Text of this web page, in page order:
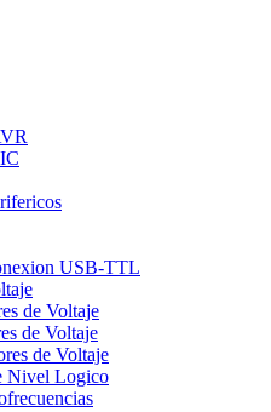
USB-TTL
de Voltaje
de Voltaje
de Voltaje
Nivel Logico